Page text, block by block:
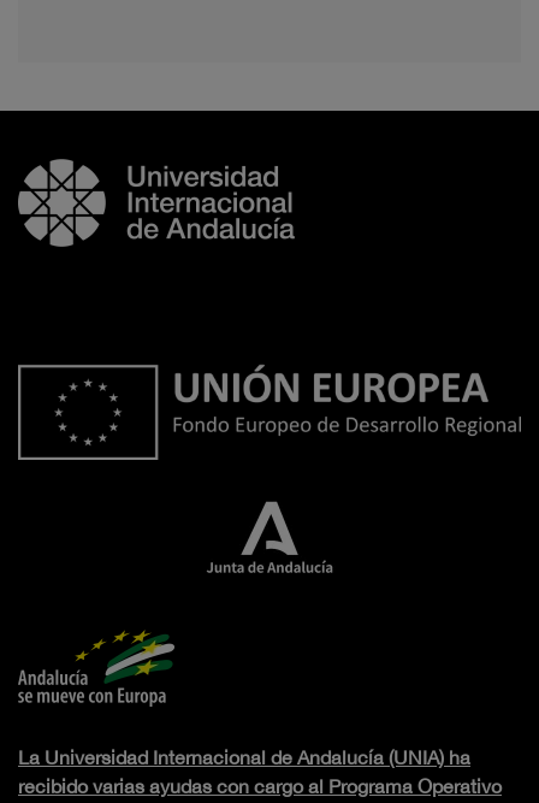
La Universidad Internacional de Andalucía (UNIA) ha
recibido varias ayudas con cargo al Programa Operativo